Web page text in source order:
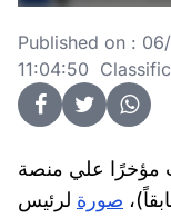
Published on :
11:04:50
مؤخرًا علي منصة
صورة لرئيس